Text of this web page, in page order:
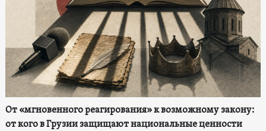
От «мгновенного реагирования» к возможному закону:
от кого в Грузии защищают национальные ценности